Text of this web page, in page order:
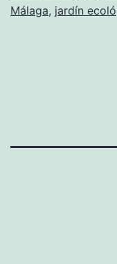
Málaga, jardín